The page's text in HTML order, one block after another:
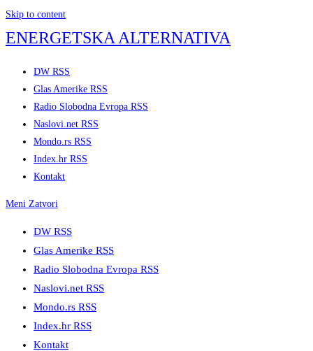
Skip to content
ENERGETSKA ALTERNATIVA
DW RSS
Glas Amerike RSS
Radio Slobodna Evropa RSS
Naslovi.net RSS
Mondo.rs RSS
Index.hr RSS
Kontakt
Meni Zatvori
DW RSS
Glas Amerike RSS
Radio Slobodna Evropa RSS
Naslovi.net RSS
Mondo.rs RSS
Index.hr RSS
Kontakt